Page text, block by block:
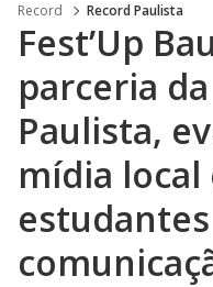
Record Record Paulista
Fest’Up
parceria
Paulista,
mídia local